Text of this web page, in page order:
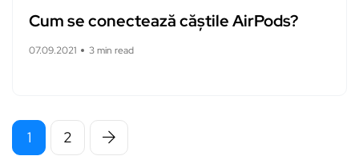
Cum se conectează căștile AirPods?
07.09.2021 3 min read
1 2